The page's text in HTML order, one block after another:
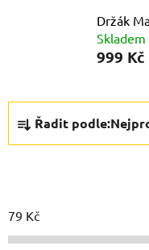
Držák
Skladem
999 Kč
í
p
Řadit podle:
79 Kč